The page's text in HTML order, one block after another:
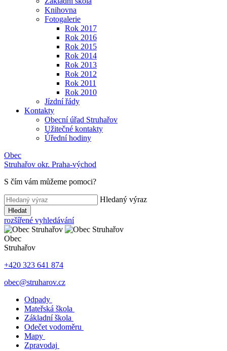
Knihovna
Fotogalerie
Rok 2017
Rok 2016
Rok 2015
Rok 2014
Rok 2013
Rok 2012
Rok 2011
Rok 2010
Jízdní řády
Kontakty
Obecní úřad Struhařov
Užitečné kontakty
Úřední hodiny
Obec
Struhařov okr. Praha-východ
S čím vám můžeme pomoci?
Hledaný výraz
Hledat
rozšířené vyhledávání
Obec
Struhařov
+420 323 641 874
obec@struharov.cz
Odpady
Mateřská škola
Základní škola
Odečet vodoměru
Mapy
Zpravodaj